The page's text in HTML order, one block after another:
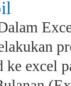
ke excel